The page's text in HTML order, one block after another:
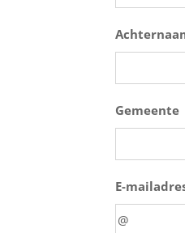
Gemeente
E-